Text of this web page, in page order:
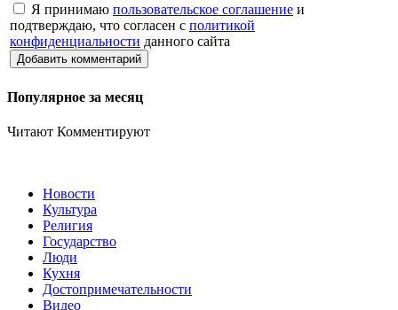
Я принимаю пользовательское соглашение и
подтверждаю, что согласен с политикой
конфиденциальности данного сайта
Добавить комментарий
Популярное за месяц
Читают Комментируют
Новости
Культура
Религия
Государство
Люди
Кухня
Достопримечательности
Видео